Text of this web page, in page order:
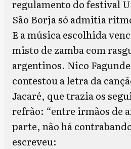
regulamento do festival
São Borja só admitia
E a música escolhida
misto de zamba com
argentinos. Nico
contestou a letra da
Jacaré, que trazia os
refrão: “entre irmãos de
parte, não há
escreveu: